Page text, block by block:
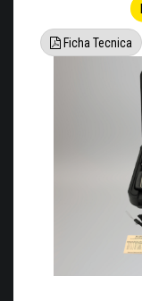
Ficha Tecnica